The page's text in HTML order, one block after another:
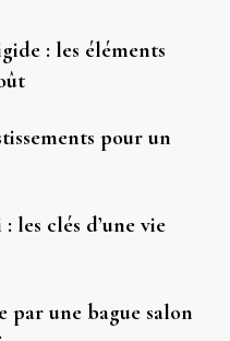
: les éléments
pour un
les clés d’une vie
par une bague salon